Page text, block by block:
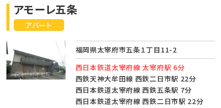
アパート
アモーレ五条
福岡県太宰府市五条１丁目11-2
西日本鉄道太宰府線 太宰府駅 6分
西鉄天神大牟田線 西鉄二日市駅 22分
西日本鉄道太宰府線 西鉄五条駅 7分
西日本鉄道太宰府線 西鉄二日市駅 22分